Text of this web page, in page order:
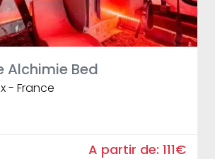
Alchimie Bed
- France
A partir de: 111€